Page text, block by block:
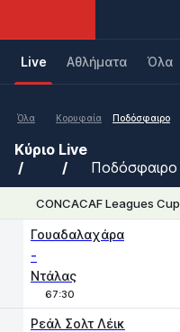
Live Aθλήματα Όλα
Όλα Κορυφαία Ποδόσφαιρο
Κύριο Live
Ποδόσφαιρο
CONCACAF Leagues Cup
Γουαδαλαχάρα
-
Ντάλας
67:30
Ρεάλ Σολτ Λέικ